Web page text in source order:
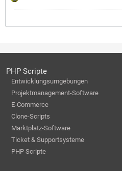
PHP Scripte
Entwicklungsumgebungen
Projektmanagement-Software
E-Commerce
Clone-Scripts
Marktplatz-Software
Ticket & Supportsysteme
PHP Scripte